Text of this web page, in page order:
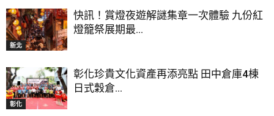
新北
快訊！賞燈夜遊解謎集章一次體驗 九份紅
燈籠祭展期最...
彰化
彰化珍貴文化資產再添亮點 田中倉庫4棟
日式穀倉...